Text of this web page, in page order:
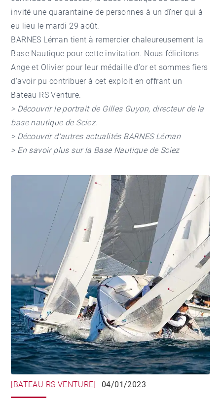
invité une quarantaine de personnes à un dîner qui à
eu lieu le mardi 29 août.
BARNES Léman tient à remercier chaleureusement la
Base Nautique pour cette invitation. Nous félicitons
Ange et Olivier pour leur médaille d'or et sommes fiers
d'avoir pu contribuer à cet exploit en offrant un
Bateau RS Venture.
> Découvrirle portrait de Gilles Guyon, directeur de la
base nautique de Sciez.
> Découvrir d'autres actualitésBARNES Léman
> En savoir plus sur la Base Nautique de Sciez
[BATEAU RS VENTURE] 04/01/2023